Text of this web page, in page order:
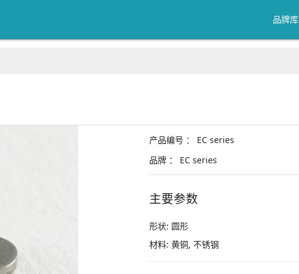
品牌库
产品编号 ：
EC series
品牌 ： EC series
主要参数
形状: 圆形
材料: 黄铜, 不锈钢